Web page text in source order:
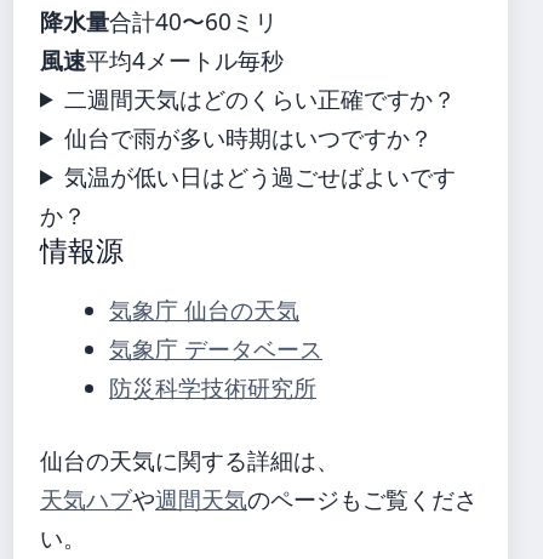
降水量合計40〜60ミリ
風速平均4メートル毎秒
二週間天気はどのくらい正確ですか？
仙台で雨が多い時期はいつですか？
気温が低い日はどう過ごせばよいです
か？
情報源
気象庁 仙台の天気
気象庁 データベース
防災科学技術研究所
仙台の天気に関する詳細は、
天気ハブや週間天気のページもご覧くださ
い。